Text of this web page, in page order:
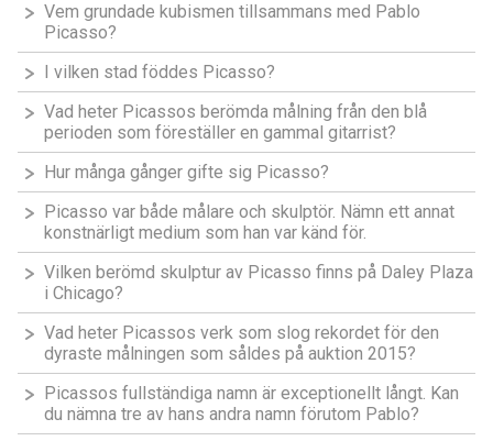
Vem grundade kubismen tillsammans med Pablo
Picasso?
I vilken stad föddes Picasso?
Vad heter Picassos berömda målning från den blå
perioden som föreställer en gammal gitarrist?
Hur många gånger gifte sig Picasso?
Picasso var både målare och skulptör. Nämn ett annat
konstnärligt medium som han var känd för.
Vilken berömd skulptur av Picasso finns på Daley Plaza
i Chicago?
Vad heter Picassos verk som slog rekordet för den
dyraste målningen som såldes på auktion 2015?
Picassos fullständiga namn är exceptionellt långt. Kan
du nämna tre av hans andra namn förutom Pablo?